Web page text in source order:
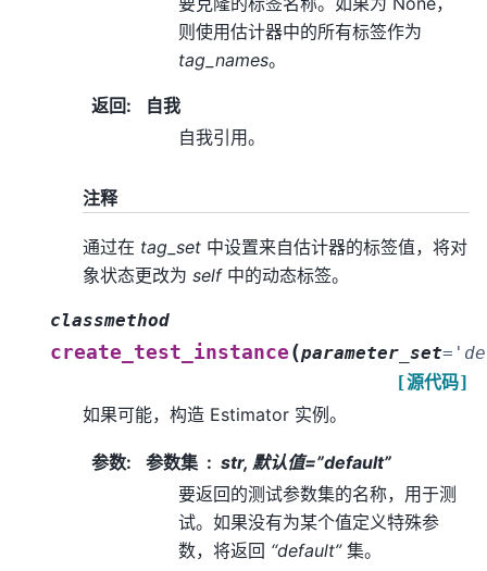
则使用估计器中的所有标签作为
tag_names。
返回:
自我
自我引用。
注释
通过在 tag_set 中设置来自估计器的标签值，将对
象状态更改为 self中的动态标签。
classmethod
create_test_instance (parameter_set=
[源代码]
如果可能，构造 Estimator 实例。
参数: 参数集
str, 默认值=”default”
要返回的测试参数集的名称，用于测
试。如果没有为某个值定义特殊参
数，将返回 “default”集。